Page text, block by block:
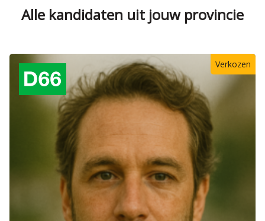
Alle kandidaten uit jouw provincie
Verkozen